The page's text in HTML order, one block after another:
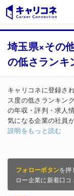
埼玉県×その
の低さランキ
キャリコネに登録さ
ス度の低さランキン
の年収・評判・求人
気になる企業の社員
説明をもっと読む
フォローボタンを押
ロー企業に新着口コ